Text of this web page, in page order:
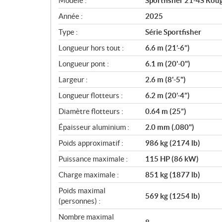
é
c
i
f
i
c
a
t
i
o
n
s
Année :
2025
Type :
Série Sportfisher
Longueur hors tout :
6.6 m (21’-6”)
Longueur pont :
6.1 m (20'-0")
Largeur :
2.6 m (8'-5")
Longueur flotteurs :
6.2 m (20’-4”)
Diamètre flotteurs :
0.64 m (25”)
Épaisseur aluminium :
2.0 mm (.080")
Poids approximatif :
986 kg (2174 lb)
Puissance maximale :
115 HP (86 kW)
Charge maximale :
851 kg (1877 lb)
Poids maximal
(personnes) :
569 kg (1254 lb)
Nombre maximal